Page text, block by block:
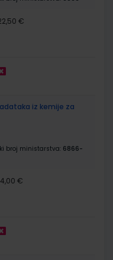
€
iz kemije za
broj ministarstva: 6866-
€